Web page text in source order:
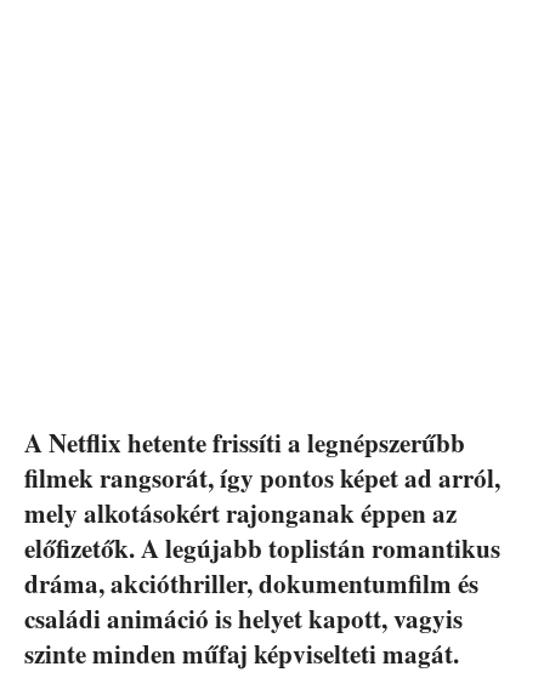
A Netflix hetente frissíti a legnépszerűbb
filmek rangsorát, így pontos képet ad arról,
mely alkotásokért rajonganak éppen az
előfizetők. A legújabb toplistán romantikus
dráma, akcióthriller, dokumentumfilm és
családi animáció is helyet kapott, vagyis
szinte minden műfaj képviselteti magát.